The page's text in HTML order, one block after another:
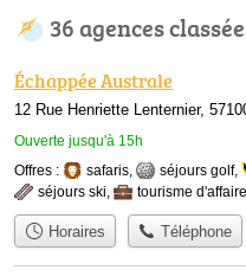
36 agences
Échappée Australe
12 Rue Henriette Lenternier,
Ouverte jusqu'à 15h
Offres : safaris, séjours golf,
séjours ski, tourisme
Horaires Téléphone